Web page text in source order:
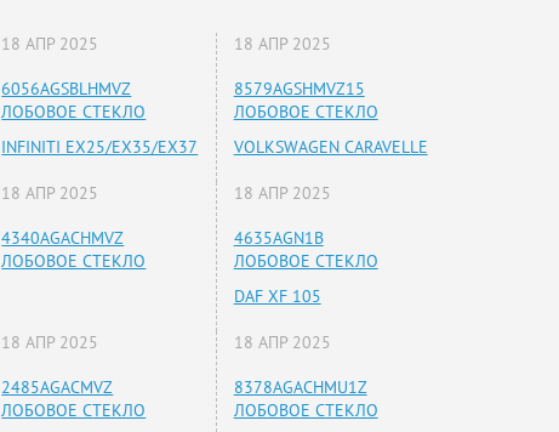
18 АПР 2025
6056AGSBLHMVZ
ЛОБОВОЕ СТЕКЛО
INFINITI EX25/EX35/EX37
18 АПР 2025
8579AGSHMVZ15
ЛОБОВОЕ СТЕКЛО
VOLKSWAGEN CARAVELLE
18 АПР 2025
4340AGACHMVZ
ЛОБОВОЕ СТЕКЛО
18 АПР 2025
4635AGN1B
ЛОБОВОЕ СТЕКЛО
DAF XF 105
18 АПР 2025
2485AGACMVZ
ЛОБОВОЕ СТЕКЛО
18 АПР 2025
8378AGACHMU1Z
ЛОБОВОЕ СТЕКЛО